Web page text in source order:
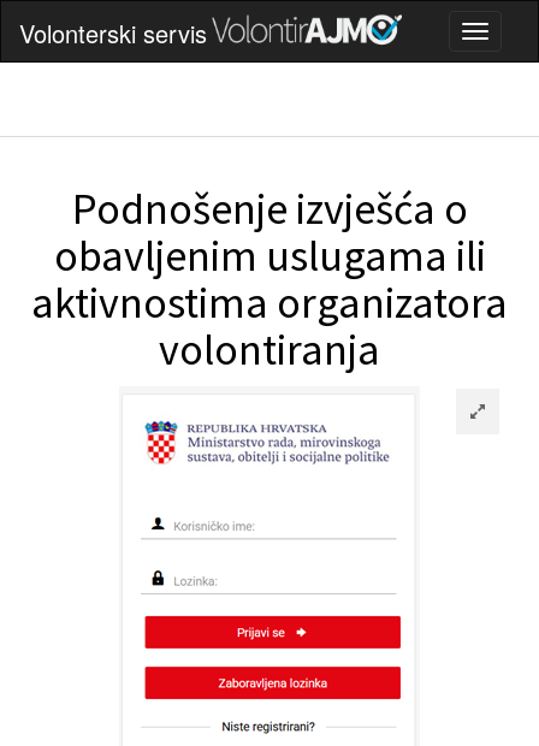
Volonterski servis
Podnošenje izvješća o
obavljenim uslugama ili
aktivnostima organizatora
volontiranja